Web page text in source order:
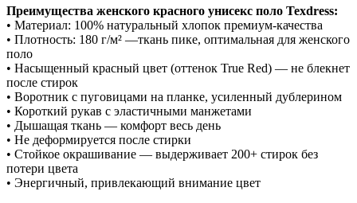
Преимущества женского красного унисекс поло Texdress:
• Материал: 100% натуральный хлопок премиум-качества
• Плотность: 180 г/м² —ткань пике, оптимальная для женского
поло
• Насыщенный красный цвет (оттенок True Red) — не блекнет
после стирок
• Воротник с пуговицами на планке, усиленный дублерином
• Короткий рукав с эластичными манжетами
• Дышащая ткань — комфорт весь день
• Не деформируется после стирки
• Стойкое окрашивание — выдерживает 200+ стирок без
потери цвета
• Энергичный, привлекающий внимание цвет